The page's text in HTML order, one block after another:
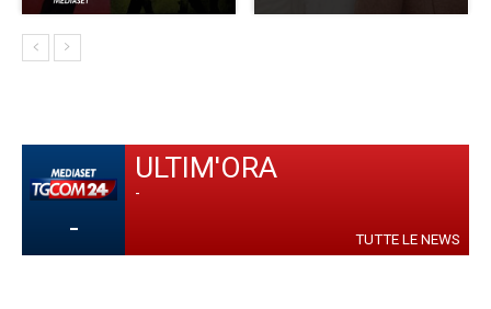
-
ULTIM'ORA
-
TUTTE LE NEWS